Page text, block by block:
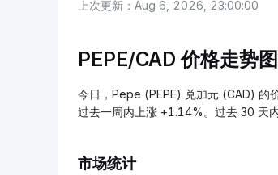
上次更新：Aug 6, 2026, 23:00:00
PEPE/CAD 价格走势图
今日，Pepe (PEPE) 兑加元 (CAD)
过去一周内上涨 +1.14%。过去 30 天
市场统计